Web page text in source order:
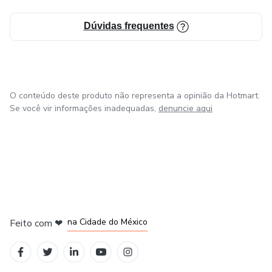
Dúvidas frequentes
O conteúdo deste produto não representa a opinião da Hotmart.
Se você vir informações inadequadas, denuncie aqui
Feito com ❤ na Cidade do México